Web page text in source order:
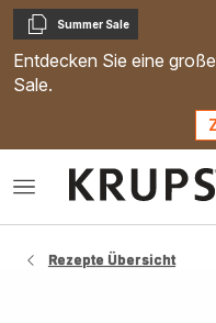
Kopieren
Summer Sale
Entdecken Sie eine
Sale.
Das
Rezepte Übersicht